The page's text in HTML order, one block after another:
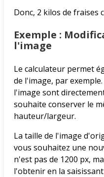
Donc, 2 kilos de fraises
Exemple :
l'image
Le calculateur permet
de l'image, par
l'image sont
souhaite conserver le
hauteur/largeur.
La taille de l'image
vous souhaitez une
n'est pas de 1200 px,
l'obtenir en la